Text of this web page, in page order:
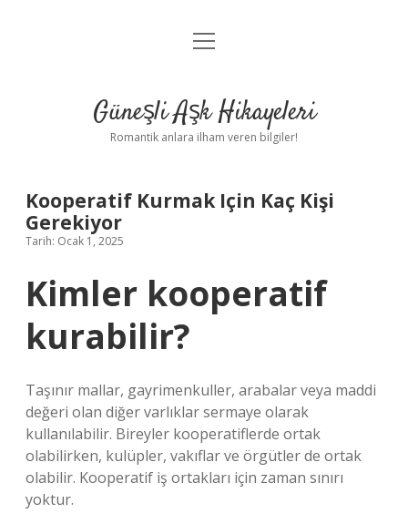
Anasayfa
Yasal Uyarı
menüyü
Güneşli Aşk Hikayeleri
Romantik anlara ilham veren bilgiler!
Kooperatif Kurmak Için Kaç Kişi
Gerekiyor
Tarih: Ocak 1, 2025
Kimler kooperatif
kurabilir?
Taşınır mallar, gayrimenkuller, arabalar veya maddi
değeri olan diğer varlıklar sermaye olarak
kullanılabilir. Bireyler kooperatiflerde ortak
olabilirken, kulüpler, vakıflar ve örgütler de ortak
olabilir. Kooperatif iş ortakları için zaman sınırı
yoktur.